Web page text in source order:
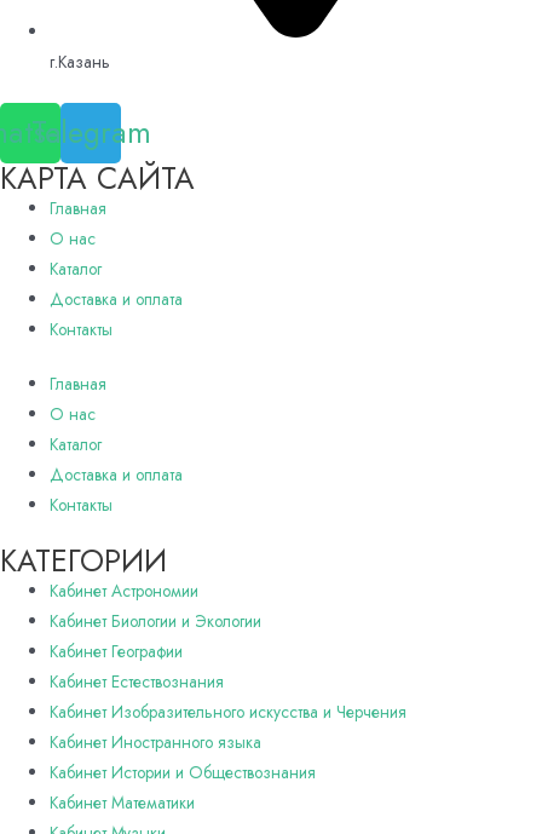
г.Казань
Telegram
КАРТА САЙТА
Главная
О нас
Каталог
Доставка и оплата
Контакты
Главная
О нас
Каталог
Доставка и оплата
Контакты
КАТЕГОРИИ
Кабинет Астрономии
Кабинет Биологии и Экологии
Кабинет Географии
Кабинет Естествознания
Кабинет Изобразительного искусства и Черчения
Кабинет Иностранного языка
Кабинет Истории и Обществознания
Кабинет Математики